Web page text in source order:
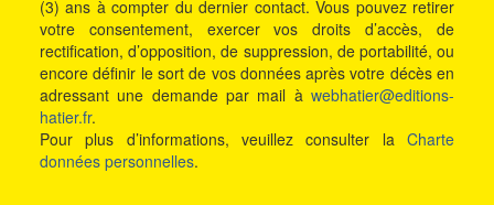
(3) ans à compter du dernier contact. Vous pouvez retirer
votre consentement, exercer vos droits d’accès, de
rectification, d’opposition, de suppression, de portabilité, ou
encore définir le sort de vos données après votre décès en
adressant une demande par mail à webhatier@editions-
hatier.fr.
Pour plus d’informations, veuillez consulter la Charte
données personnelles.